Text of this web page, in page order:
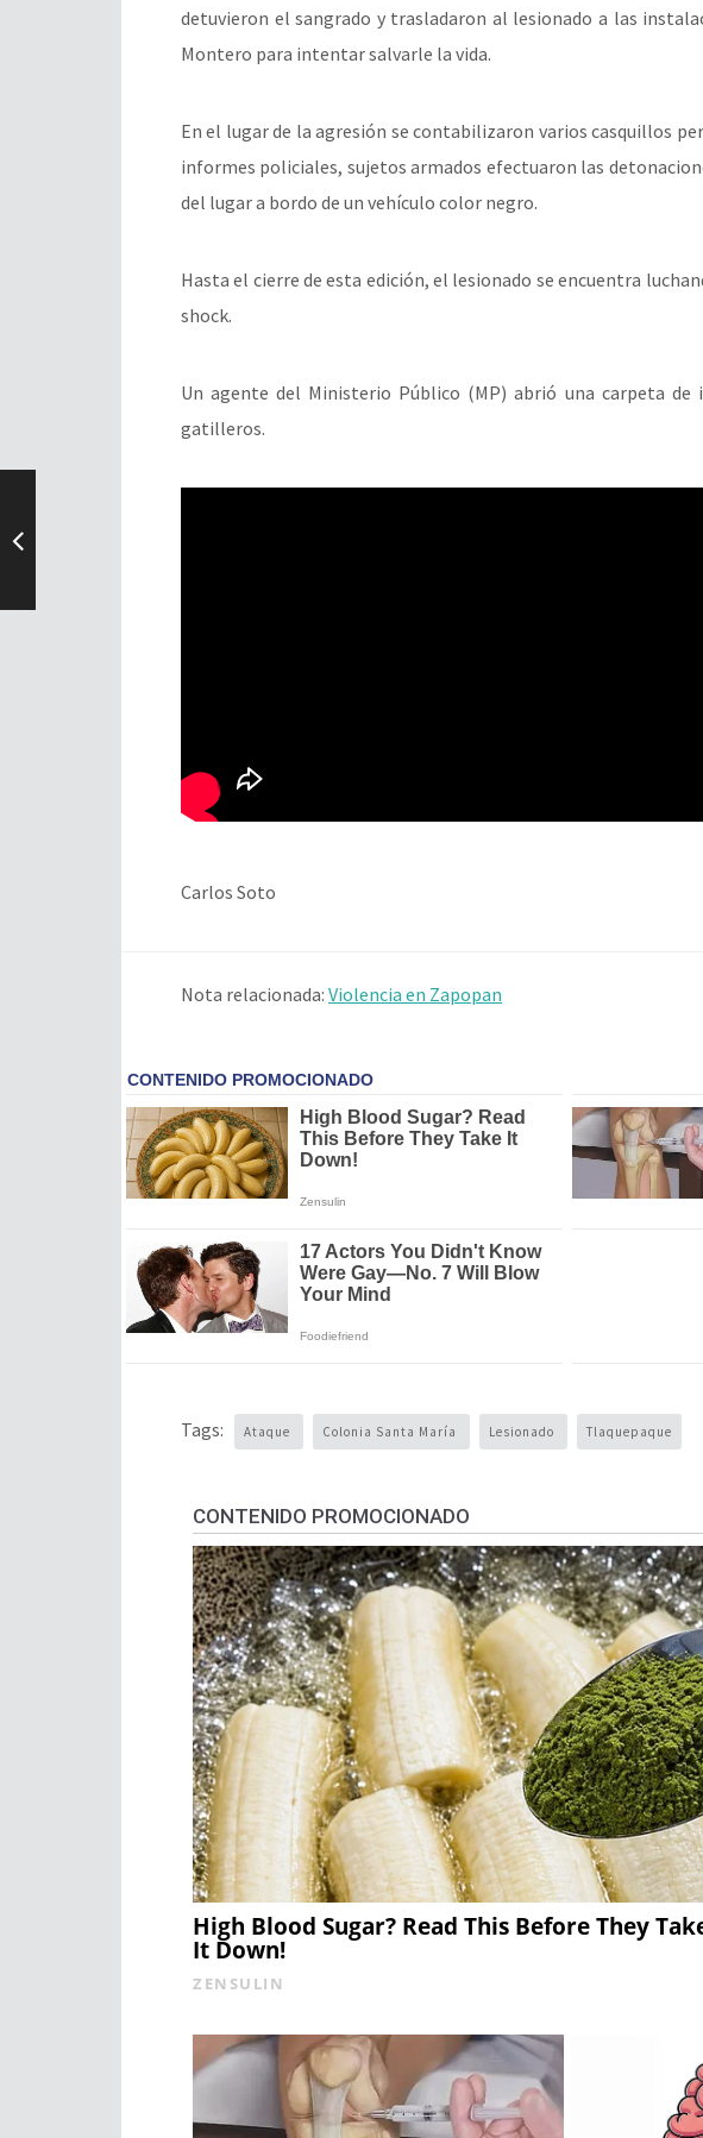
detuvieron el sangrado y trasladaron al lesionado a las
Montero para intentar salvarle la vida.
En el lugar de la agresión se contabilizaron varios casquillos
informes policiales, sujetos armados efectuaron las
del lugar a bordo de un vehículo color negro.
Hasta el cierre de esta edición, el lesionado se encuentra
shock.
Un agente del Ministerio Público (MP) abrió una carpeta de
gatilleros.
Carlos Soto
Nota relacionada: Violencia en Zapopan
Tags: Ataque Colonia Santa María Lesionado Tlaquepaque
CONTENIDO PROMOCIONADO
High Blood Sugar? Read This Before They
It Down!
ZENSULIN